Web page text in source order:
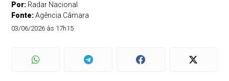
Por: Radar Nacional
Fonte:Agência Câmara
03/06/2026 às 17h15